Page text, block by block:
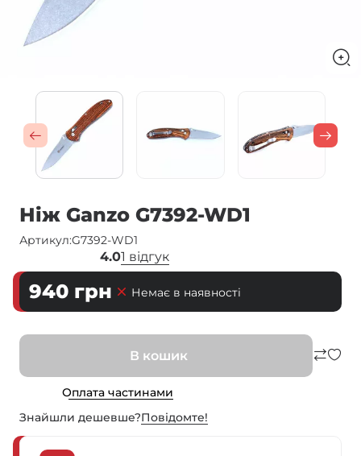
Ніж Ganzo G7392-WD1
Артикул:G7392-WD1
4.01 відгук
940 грн Немає в наявності
В кошик
Оплата частинами
Знайшли дешевше?Повiдомте!